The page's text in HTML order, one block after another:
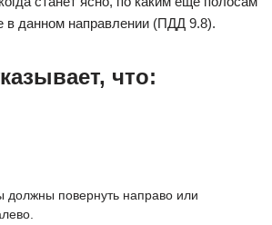
в данном направлении (ПДД 9.8).
что:
должны повернуть направо или